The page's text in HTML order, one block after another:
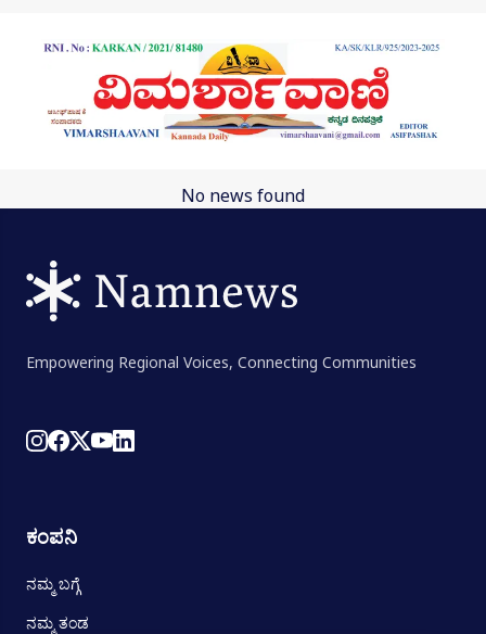
No news found
Empowering Regional Voices, Connecting Communities
ಕಂಪನಿ
ನಮ್ಮ ಬಗ್ಗೆ
ನಮ್ಮ ತಂಡ